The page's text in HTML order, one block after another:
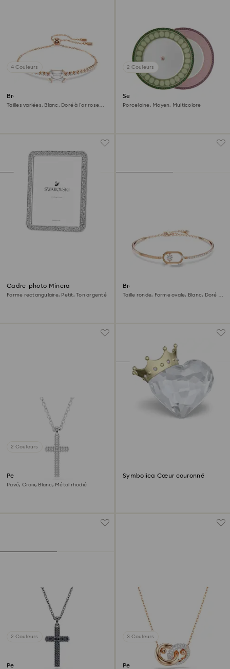
4 Couleurs
Bracelet Matrix
Tailles variées, Blanc, Doré à l’or rose
2 Couleurs
Set d'assiettes Signum
Porcelaine, Moyen, Multicolore
Cadre-photo Minera
Forme rectangulaire, Petit, Ton argenté
Bracelet Una
Taille ronde, Forme ovale, Blanc, Doré à
2 Couleurs
Pendentif Insigne
Pavé, Croix, Blanc, Métal rhodié
Symbolica Cœur couronné
2 Couleurs
Pendentif Insigne
3 Couleurs
Pendentif Dextera